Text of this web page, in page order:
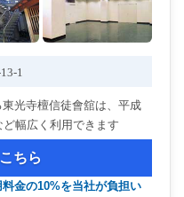
1
光寺檀信徒會舘は、平成
幅広く利用できます
ちら
金の10%を当社が負担い